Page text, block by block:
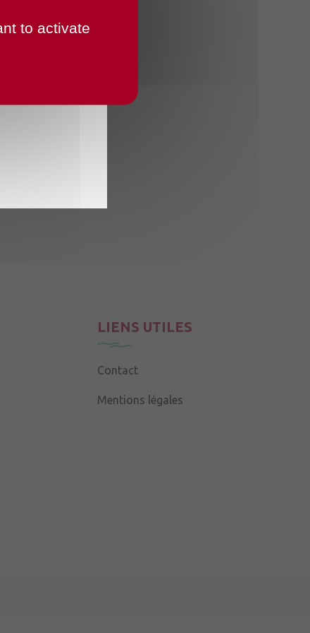
LIENS UTILES
Contact
Mentions légales
to activate